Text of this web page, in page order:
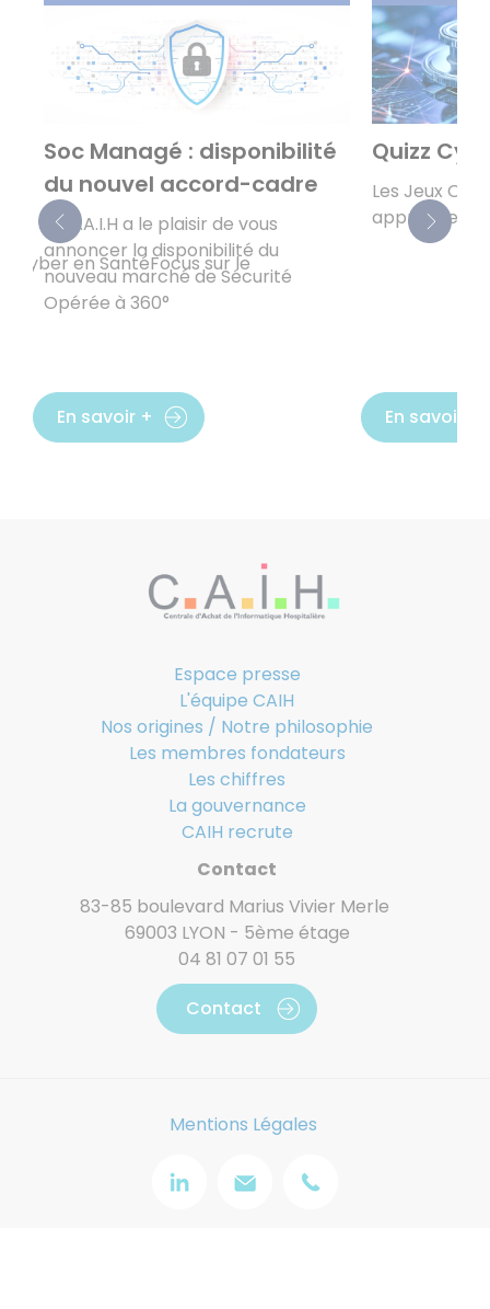
Cyber en SantéFocus sur le
Soc Managé : disponibilité
du nouvel accord-cadre
La C.A.I.H a le plaisir de vous
annoncer la disponibilité du
nouveau marché de Sécurité
Opérée à 360°
En savoir +
Quizz
Les Jeux
approchent,
En savoir +
Espace presse
L'équipe CAIH
Nos origines / Notre philosophie
Les membres fondateurs
Les chiffres
La gouvernance
CAIH recrute
Contact
83-85 boulevard Marius Vivier Merle
69003 LYON - 5ème étage
04 81 07 01 55
Contact
Mentions Légales
Image
Image